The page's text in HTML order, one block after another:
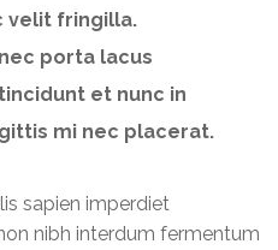
velit fringilla.
porta lacus
et nunc in
mi nec placerat.
sapien imperdiet
nibh interdum fermentum